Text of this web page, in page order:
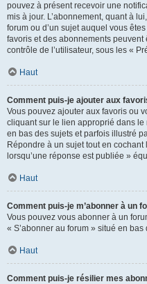
pouvez à présent recevoir une
mis à jour. L’abonnement, quant à
forum ou d’un sujet auquel vous
favoris et des abonnements
contrôle de l’utilisateur, sous les «
Haut
Comment puis-je ajouter aux
Vous pouvez ajouter aux favoris ou
cliquant sur le lien approprié dans
en bas des sujets et parfois illustré
Répondre à un sujet tout en
lorsqu’une réponse est publiée »
Haut
Comment puis-je m’abonner à un
Vous pouvez vous abonner à un
« S’abonner au forum » situé en
Haut
Comment puis-je résilier mes